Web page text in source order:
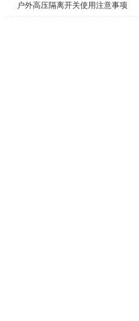
户外高压隔离开关使用注意事项